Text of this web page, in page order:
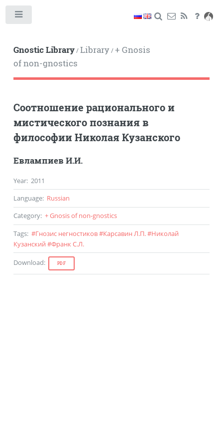
Gnostic Library/Library/+ Gnosis
of non-gnostics
Соотношение рационального и
мистического познания в
философии Николая Кузанского
Евлампиев И.И.
Year: 2011
Language: Russian
Category: + Gnosis of non-gnostics
Tags: #Гнозис негностиков#Карсавин Л.П.#Николай
Кузанский #Франк С.Л.
Download: PDF